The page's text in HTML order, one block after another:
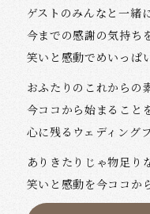
ゲストのみんなと一緒
今までの感謝の気持ち
笑いと感動でめいっぱ
おふたりのこれからの
今ココから始まること
心に残るウェディング
ありきたりじゃ物足り
笑いと感動を今ココか